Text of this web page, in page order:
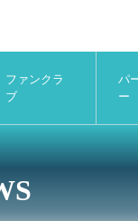
ファンクラ
ブ
パ
ー